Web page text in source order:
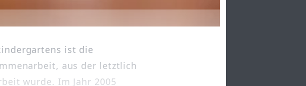
ist die
aus der letztlich
wurde. Im Jahr 2005